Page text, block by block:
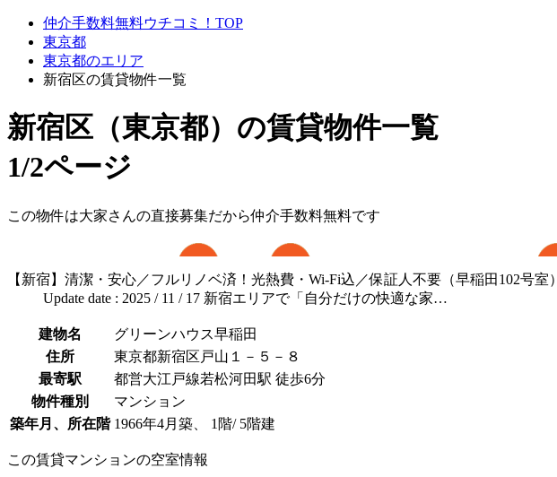
仲介手数料無料ウチコミ！TOP
東京都
東京都のエリア
新宿区の賃貸物件一覧
新宿区（東京都） の賃貸物件一覧
1/2ページ
この物件は大家さんの直接募集だから仲介手数料無料です
【新宿】清潔・安心／フルリノベ済！光熱費・Wi-Fi込／保証人不要（早稲田102号室）
Update date : 2025 / 11 / 17 新宿エリアで「自分だけの快適な家…
建物名
グリーンハウス早稲田
住所
東京都新宿区戸山１－５－８
最寄駅
都営大江戸線若松河田駅 徒歩6分
物件種別
マンション
築年月、所在階 1966年4月築、 1階/ 5階建
この賃貸マンションの空室情報